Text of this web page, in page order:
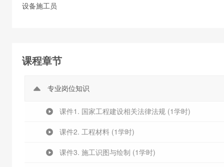
设备施工员
课程章节
专业岗位知识
课件1. 国家工程建设相关法律法规 (1学时)
课件2. 工程材料 (1学时)
课件3. 施工识图与绘制 (1学时)